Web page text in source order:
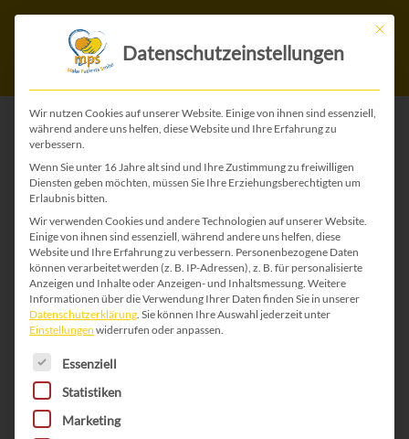
Mit
Datenschutzeinstellungen
Wir nutzen Cookies auf unserer Website. Einige von ihnen sind essenziell,
während andere uns helfen, diese Website und Ihre Erfahrung zu
verbessern.
Wenn Sie unter 16 Jahre alt sind und Ihre Zustimmung zu freiwilligen
Diensten geben möchten, müssen Sie Ihre Erziehungsberechtigten um
Erlaubnis bitten.
Wir verwenden Cookies und andere Technologien auf unserer Website.
Einige von ihnen sind essenziell, während andere uns helfen, diese
Website und Ihre Erfahrung zu verbessern. Personenbezogene Daten
können verarbeitet werden (z. B. IP-Adressen), z. B. für personalisierte
Anzeigen und Inhalte oder Anzeigen- und Inhaltsmessung. Weitere
Informationen über die Verwendung Ihrer Daten finden Sie in unserer
Datenschutzerklärung. Sie können Ihre Auswahl jederzeit unter
Einstellungen widerrufen oder anpassen.
Es folgt eine Liste der Service-Gruppen, für die
Essenziell
Statistiken
Marketing